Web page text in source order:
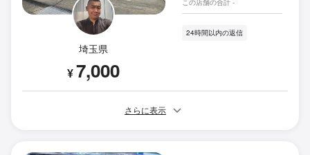
埼玉県
¥7,000
この店舗の合計 -
24時間以内の返信
さらに表示